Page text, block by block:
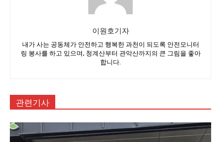
이원호기자
내가 사는 공동체가 안전하고 행복한 과천이 되도록 안전모니터
링 봉사를 하고 있으며, 청계산부터 관악산까지의 큰 그림을 좋아
합니다.
관련기사